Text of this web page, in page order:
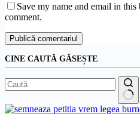
Save my name and email in
comment.
Publică comentariul
CINE CAUTĂ GĂSEȘTE
Niciun